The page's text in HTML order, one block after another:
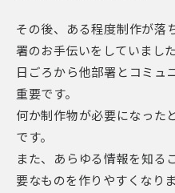
その後、ある程度制作が落
署のお手伝いをしていました
日ごろから他部署とコミュ
重要です。
何か制作物が必要になった
です。
また、あらゆる情報を知る
要なものを作りやすくなりま